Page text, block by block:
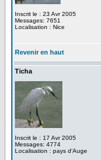
Inscrit le : 23 Avr 2005
Messages: 7651
Localisation : Nice
Revenir en haut
Ticha
Inscrit le : 17 Avr 2005
Messages: 4774
Localisation : pays d'Auge